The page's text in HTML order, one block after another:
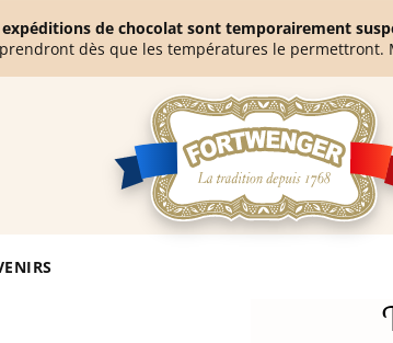
expéditions de chocolat sont temporairement
dès que les températures le